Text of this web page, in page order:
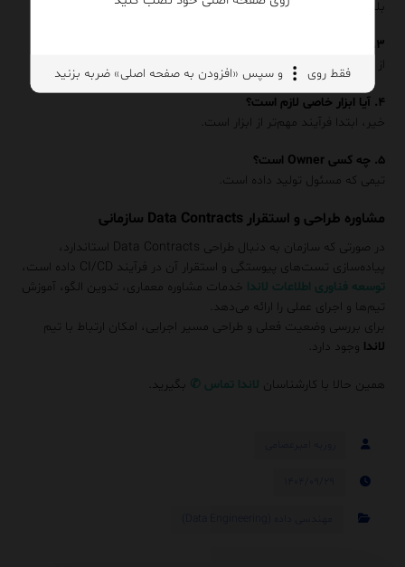
فقط روی و سپس «افزودن به صفحه اصلی» ضربه بزنید
بله، مخصوصاً برایگزارش‌های مدیریتی.
۳. از کجا شروع کنیم؟
از حیاتی‌ترین Dataset.
۴. آیا ابزار خاصی لازم است؟
خیر، ابتدا فرآیند مهم‌تر از ابزار است.
۵. چه کسی Owner است؟
تیمی که مسئول تولید داده است.
مشاوره طراحی و استقرار Data Contracts سازمانی
در صورتی که سازمان به دنبال طراحی Data Contracts استاندارد،
پیاده‌سازی تست‌های پیوستگی و استقرار آن در فرآیند CI/CD داده است،
توسعه فناوری اطلاعات لاندا خدمات مشاوره معماری، تدوین الگو، آموزش
تیم‌ها و اجرای عملی را ارائه می‌دهد.
برای بررسی وضعیت فعلی و طراحی مسیر اجرایی، امکان ارتباط با تیم
لاندا وجود دارد.
همین حالا با کارشناسان لاندا تماس ✆ بگیرید.